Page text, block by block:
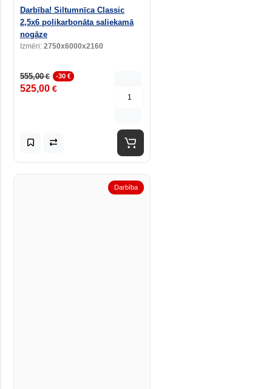
Darbība! Siltumnīca Classic
2,5x6 polikarbonāta saliekamā
nogāze
Izmēri: 2750x6000x2160
555,00€ -30 €
525,00 €
Darbība